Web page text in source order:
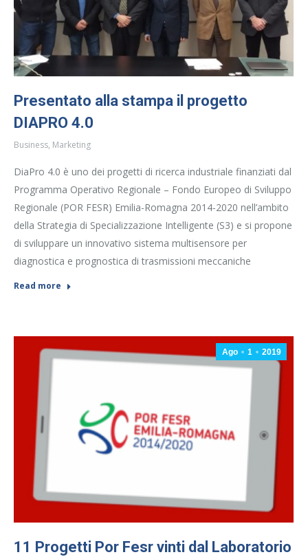
Presentato alla stampa il progetto
DIAPRO 4.0
Business, Marketing
DiaPro 4.0 è uno dei progetti di ricerca industriale finanziati dal
Programma Operativo Regionale – Fondo Europeo di Sviluppo
Regionale (POR FESR) Emilia-Romagna 2014-2020 nell’ambito
della Strategia di Specializzazione Intelligente (S3) e si propone
di sviluppare un innovativo sistema multisensore per
diagnostica e prognostica di trasmissioni meccaniche
Read more
Ago 1 2019
11 Progetti Por Fesr vinti dal Laboratorio